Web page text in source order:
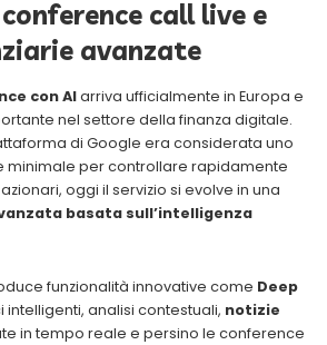
call live e
avanzate
con AIarriva ufficialmente in Europa e
nel settore della finanza digitale.
di Google era considerata uno
minimale per controllare rapidamente
oggi il servizio si evolve in una
basata sull’intelligenza
funzionalità innovative come Deep
intelligenti, analisi contestuali, notizie
in tempo reale e persino le conference